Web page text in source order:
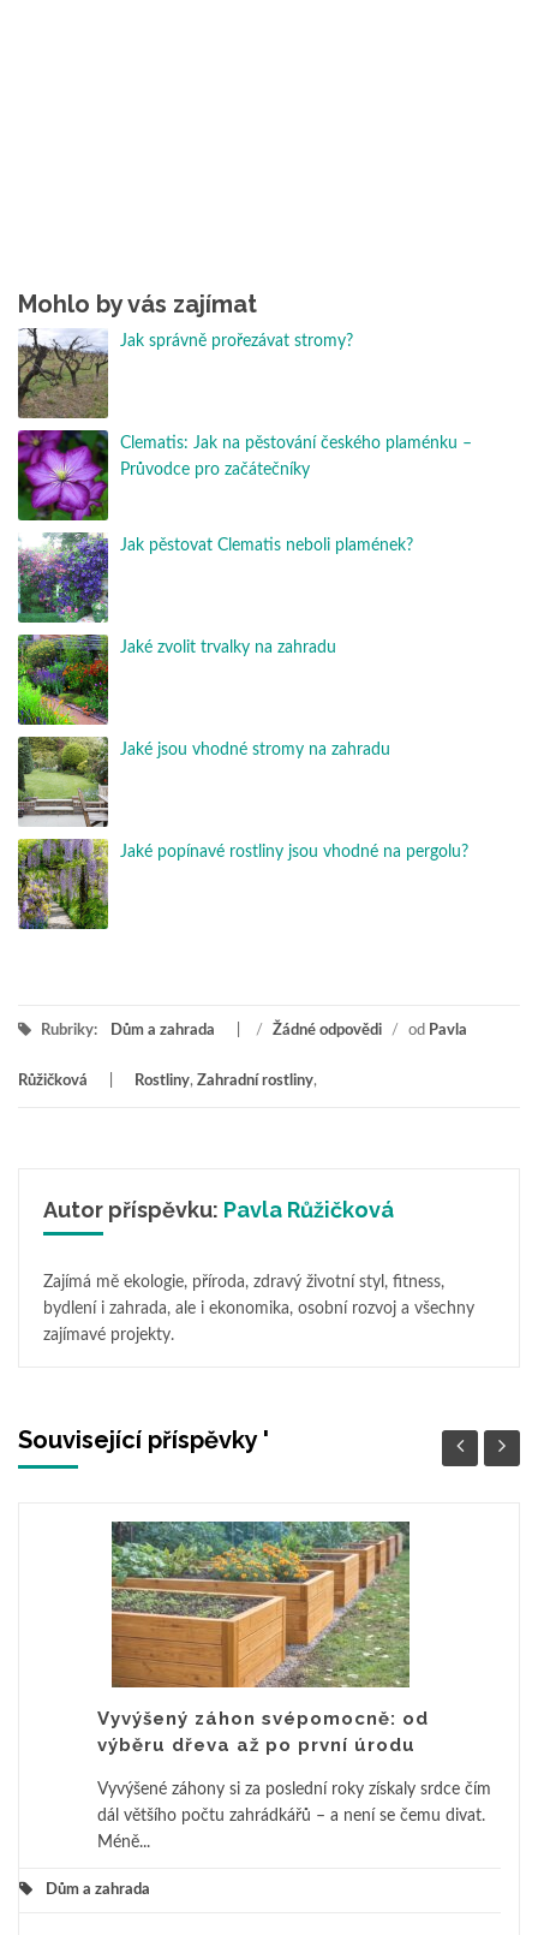
Mohlo by vás zajímat
Jak správně prořezávat stromy?
Clematis: Jak na pěstování českého plaménku –
Průvodce pro začátečníky
Jak pěstovat Clematis neboli plamének?
Jaké zvolit trvalky na zahradu
Jaké jsou vhodné stromy na zahradu
Jaké popínavé rostliny jsou vhodné na pergolu?
Rubriky: Dům a zahrada / Žádné odpovědi / od Pavla
Růžičková Rostliny, Zahradní rostliny,
Autor příspěvku: Pavla Růžičková
Zajímá mě ekologie, příroda, zdravý životní styl, fitness,
bydlení i zahrada, ale i ekonomika, osobní rozvoj a všechny
zajímavé projekty.
Související příspěvky '
Vyvýšený záhon svépomocně: od
výběru dřeva až po první úrodu
Vyvýšené záhony si za poslední roky získaly srdce čím
dál většího počtu zahrádkářů – a není se čemu divat.
Méně...
Dům a zahrada